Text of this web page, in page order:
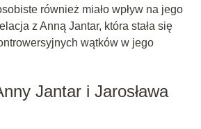
również miało wpływ na jego
z Anną Jantar, która stała się
wątków w jego
Jantar i Jarosława